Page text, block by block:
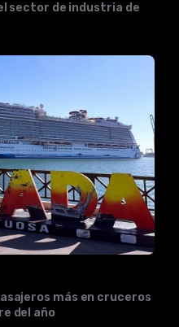
sector de industria de
más en cruceros
del año